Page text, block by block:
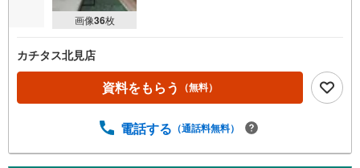
画像36枚
カチタス北見店
資料をもらう （無料）
電話する （通話料無料）